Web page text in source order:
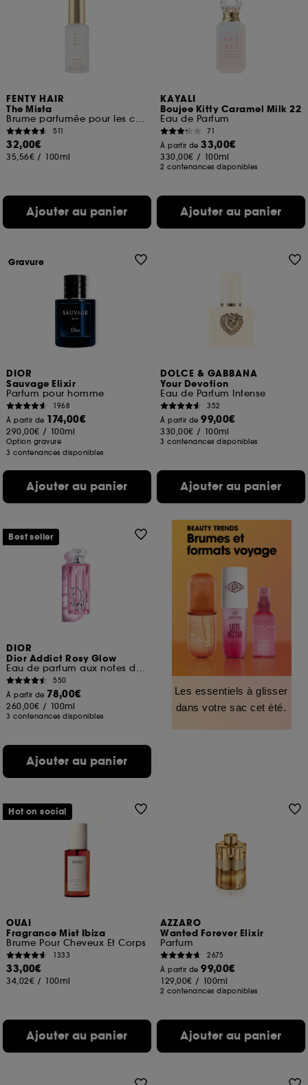
FENTY HAIR
The Mista
Brume parfumée pour les cheveux et le corps
511
32,00€
35,56€ / 100ml
Ajouter au panier
KAYALI
Boujee Kitty Caramel Milk 22
Eau de Parfum
71
À partir de33,00€
330,00€ / 100ml
2 contenances disponibles
Ajouter au panier
DIOR
Sauvage Elixir
Parfum pour homme
1968
À partir de 174,00€
290,00€ / 100ml
Option gravure
3 contenances disponibles
Ajouter au panier
Gravure
DOLCE & GABBANA
Your Devotion
Eau de Parfum Intense
352
À partir de99,00€
330,00€ / 100ml
3 contenances disponibles
Ajouter au panier
DIOR
Dior Addict Rosy Glow
Eau de parfum aux notes de rose et de litchi
550
À partir de 78,00€
260,00€ / 100ml
3 contenances disponibles
Ajouter au panier
Best seller
Les essentiels à glisser
dans votre sac cet été.
OUAI
Fragrance Mist Ibiza
Brume Pour Cheveux Et Corps
1333
33,00€
34,02€ / 100ml
Ajouter au panier
Hot on social
AZZARO
Wanted Forever Elixir
Parfum
2675
À partir de99,00€
129,00€ / 100ml
2 contenances disponibles
Ajouter au panier